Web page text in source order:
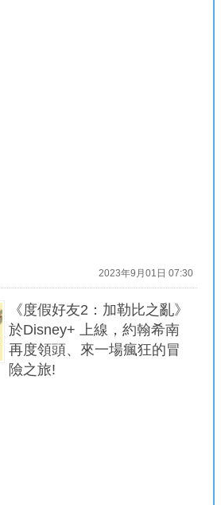
2023年9月01日 07:30
《度假好友2：加勒比之亂》
於Disney+ 上線，約翰希南
再度領頭、來一場瘋狂的冒
險之旅!